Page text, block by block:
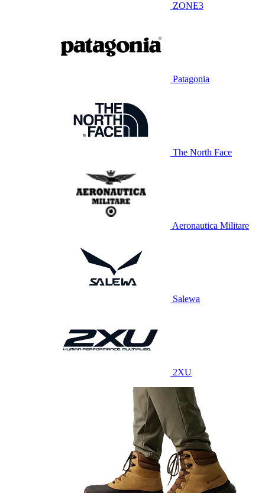
ZONE3
Patagonia
The North Face
Aeronautica Militare
Salewa
2XU